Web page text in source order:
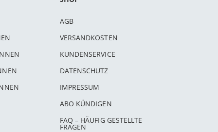
AGB
VERSANDKOSTEN
KUNDENSERVICE
DATENSCHUTZ
IMPRESSUM
ABO KÜNDIGEN
FAQ – HÄUFIG GESTELLTE
FRAGEN